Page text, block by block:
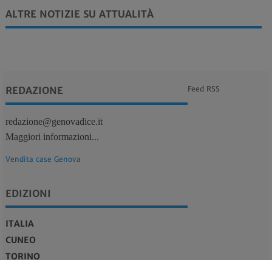
ALTRE NOTIZIE SU ATTUALITÀ
REDAZIONE
redazione@genovadice.it
Maggiori informazioni...
Vendita case Genova
EDIZIONI
ITALIA
CUNEO
TORINO
Feed RSS